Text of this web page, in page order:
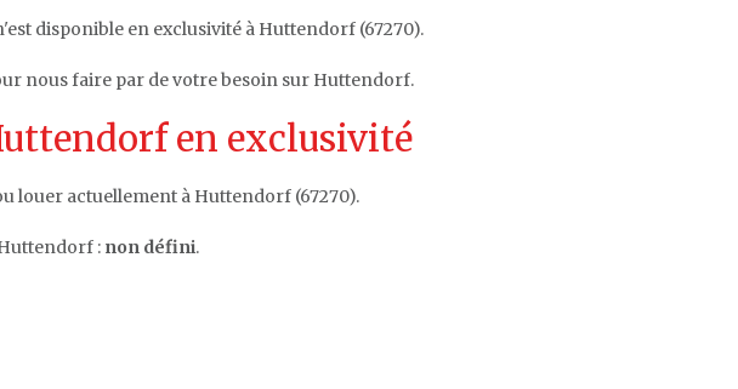
disponible en exclusivité à Huttendorf (67270).
nous faire par de votre besoin sur Huttendorf.
en exclusivité
louer actuellement à Huttendorf (67270).
: non défini.